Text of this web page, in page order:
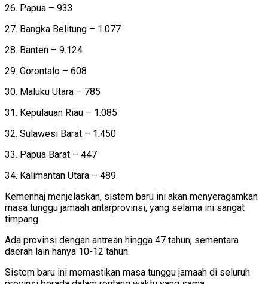
26. Papua – 933
27. Bangka Belitung – 1.077
28. Banten – 9.124
29. Gorontalo – 608
30. Maluku Utara – 785
31. Kepulauan Riau – 1.085
32. Sulawesi Barat – 1.450
33. Papua Barat – 447
34. Kalimantan Utara – 489
Kemenhaj menjelaskan, sistem baru ini akan menyeragamkan
masa tunggu jamaah antarprovinsi, yang selama ini sangat
timpang.
Ada provinsi dengan antrean hingga 47 tahun, sementara
daerah lain hanya 10-12 tahun.
Sistem baru ini memastikan masa tunggu jamaah di seluruh